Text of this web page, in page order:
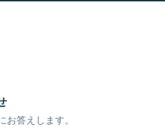
答えします。